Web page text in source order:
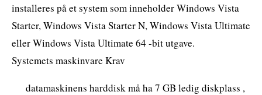
installeres på et system som inneholder Windows Vista
Starter, Windows Vista Starter N, Windows Vista Ultimate
eller Windows Vista Ultimate 64 -bit utgave.
Systemets maskinvare Krav
datamaskinens harddisk må ha 7 GB ledig diskplass ,